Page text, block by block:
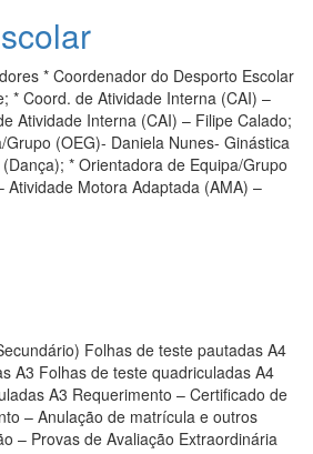
* Coordenador do Desporto Escolar
* Coord. de Atividade Interna (CAI) –
Atividade Interna (CAI) – Filipe Calado;
(OEG)- Daniela Nunes- Ginástica
* Orientadora de Equipa/Grupo
Atividade Motora Adaptada (AMA) –
Folhas de teste pautadas A4
A3 Folhas de teste quadriculadas A4
A3 Requerimento – Certificado de
– Anulação de matrícula e outros
– Provas de Avaliação Extraordinária